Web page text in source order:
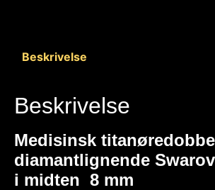
Beskrivelse
Beskrivelse
Medisinsk
diamantlignende
i midten 8 mm